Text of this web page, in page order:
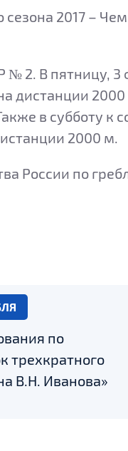
2017 –
№ 2. В пятницу,
дистанции
в субботу
2000 м.
России по
по
трехкратного
В.Н. Иванова»